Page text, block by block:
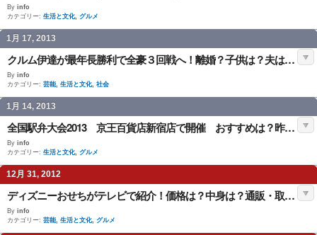
By info
カテゴリー: 生活と文化, グルメ
1月 17, 2013
クルム伊達が最年長勝利で全豪３回戦へ！離婚？子供は？夫はミハエル・クルム
By info
カテゴリー: 芸能, 生活と文化, 社会
1月 14, 2013
全国駅弁大会2013 京王百貨店新宿店で開催 おすすめは？昨年の順位は？
By info
カテゴリー: 生活と文化, グルメ
12月 31, 2012
ディズニーおせちがテレビで紹介！価格は？中身は？通販・取り寄せ方法は？
By info
カテゴリー: 芸能, 生活と文化, グルメ